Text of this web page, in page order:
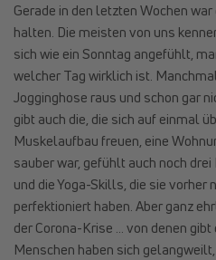
Gerade in den letzten Wochen
halten. Die meisten von uns
sich wie ein Sonntag angefühlt,
welcher Tag wirklich ist.
Jogginghose raus und schon gar
gibt auch die, die sich auf einmal
Muskelaufbau freuen, eine
sauber war, gefühlt auch noch
und die Yoga-Skills, die sie vorher
perfektioniert haben. Aber ganz
der Corona-Krise … von denen
Menschen haben sich